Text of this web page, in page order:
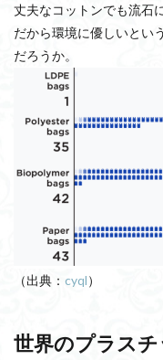
丈夫なコットンでも流石
だから環境に優しいとい
だろうか。
（出典： cyql）
世界のプラス